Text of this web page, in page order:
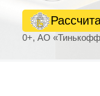
0+, АО